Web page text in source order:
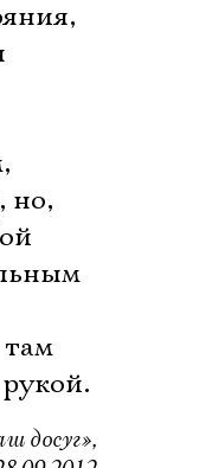
но,
там
досуг»,